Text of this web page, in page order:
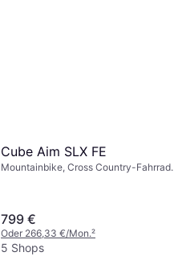
Cube Aim SLX FE
Mountainbike, Cross Country-Fahrrad,
799 €
Oder 266,33 €/Mon.²
5 Shops